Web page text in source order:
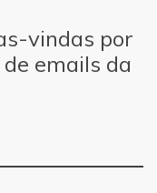
vindas por
emails da